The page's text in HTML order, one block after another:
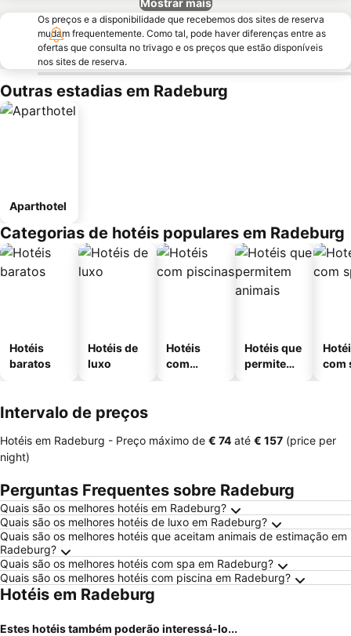
Mostrar mais
Os preços e a disponibilidade que recebemos dos sites de reserva
mudam frequentemente. Como tal, pode haver diferenças entre as
ofertas que consulta no trivago e os preços que estão disponíveis
nos sites de reserva.
Outras estadias em Radeburg
Aparthotel
Categorias de hotéis populares em Radeburg
Hotéis
baratos
Hotéis de
luxo
Hotéis
com
Hotéis que
permitem
com
Intervalo de preços
Hotéis em Radeburg - Preço máximo de ‎€ 74 até ‎€ 157 (price per
night)
Perguntas Frequentes sobre Radeburg
Quais são os melhores hotéis em Radeburg?
Quais são os melhores hotéis de luxo em Radeburg?
Quais são os melhores hotéis que aceitam animais de estimação em
Radeburg?
Quais são os melhores hotéis com spa em Radeburg?
Quais são os melhores hotéis com piscina em Radeburg?
Hotéis em Radeburg
Estes hotéis também poderão interessá-lo...